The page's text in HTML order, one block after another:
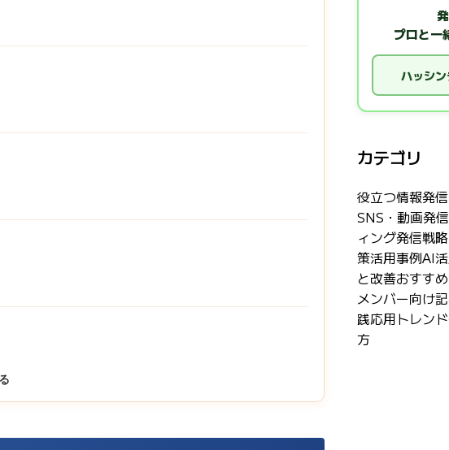
プロと一
ハッシ
カテゴリ
役立つ情報発
SNS・動画発信
ィング発信戦
策活用事例AI
と改善おすす
メンバー向け
践応用トレンド
方